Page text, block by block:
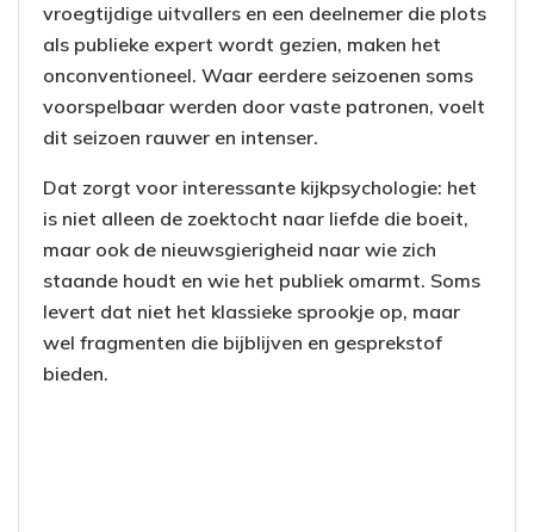
vroegtijdige uitvallers en een deelnemer die plots
als publieke expert wordt gezien, maken het
onconventioneel. Waar eerdere seizoenen soms
voorspelbaar werden door vaste patronen, voelt
dit seizoen rauwer en intenser.
Dat zorgt voor interessante kijkpsychologie: het
is niet alleen de zoektocht naar liefde die boeit,
maar ook de nieuwsgierigheid naar wie zich
staande houdt en wie het publiek omarmt. Soms
levert dat niet het klassieke sprookje op, maar
wel fragmenten die bijblijven en gesprekstof
bieden.